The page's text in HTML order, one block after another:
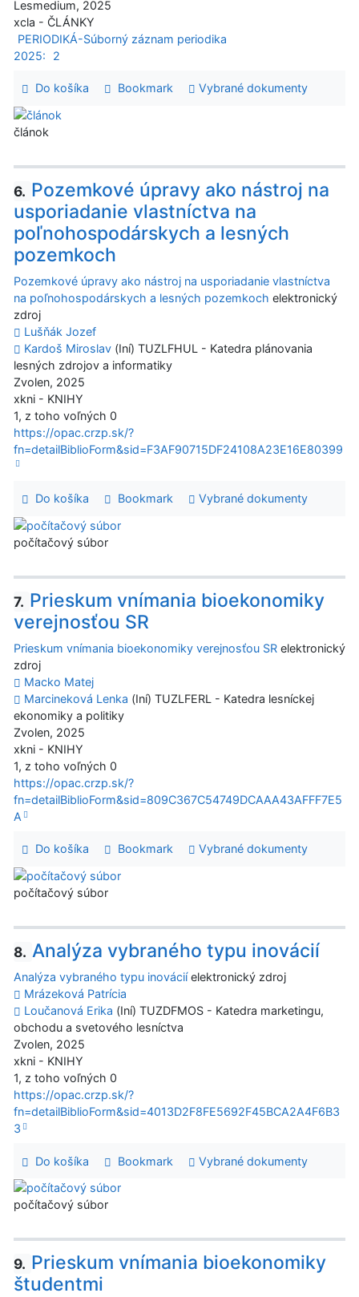
Lesmedium, 2025
xcla - ČLÁNKY
PERIODIKÁ-Súborný záznam periodika
2025:
2
Do košíka Bookmark Vybrané dokumenty
článok
6. Pozemkové úpravy ako nástroj na
usporiadanie vlastníctva na
poľnohospodárskych a lesných
pozemkoch
Pozemkové úpravy ako nástroj na usporiadanie vlastníctva
na poľnohospodárskych a lesných pozemkoch elektronický
zdroj
Lušňák Jozef
Kardoš Miroslav (Iní) TUZLFHUL - Katedra plánovania
lesných zdrojov a informatiky
Zvolen, 2025
xkni - KNIHY
1, z toho voľných 0
https://opac.crzp.sk/?
fn=detailBiblioForm&sid=F3AF90715DF24108A23E16E80399
Do košíka Bookmark Vybrané dokumenty
počítačový súbor
7. Prieskum vnímania bioekonomiky
verejnosťou SR
Prieskum vnímania bioekonomiky verejnosťou SR elektronický
zdroj
Macko Matej
Marcineková Lenka (Iní) TUZLFERL - Katedra lesníckej
ekonomiky a politiky
Zvolen, 2025
xkni - KNIHY
1, z toho voľných 0
https://opac.crzp.sk/?
fn=detailBiblioForm&sid=809C367C54749DCAAA43AFFF7E5
A
Do košíka Bookmark Vybrané dokumenty
počítačový súbor
8. Analýza vybraného typu inovácií
Analýza vybraného typu inováciíelektronický zdroj
Mrázeková Patrícia
Loučanová Erika (Iní) TUZDFMOS - Katedra marketingu,
obchodu a svetového lesníctva
Zvolen, 2025
xkni - KNIHY
1, z toho voľných 0
https://opac.crzp.sk/?
fn=detailBiblioForm&sid=4013D2F8FE5692F45BCA2A4F6B3
3
Do košíka Bookmark Vybrané dokumenty
počítačový súbor
9. Prieskum vnímania bioekonomiky
študentmi